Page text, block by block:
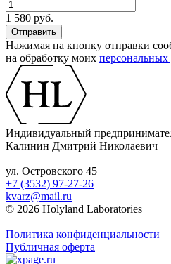
1 580 руб.
Нажимая на кнопку отправки
на обработку моих
Индивидуальный
Калинин Дмитрий Николаевич
ул. Островского 45
+7 (3532) 97-27-26
kvarz@mail.ru
© 2026 Holyland Laboratories
Политика конфиденциальности
Публичная оферта